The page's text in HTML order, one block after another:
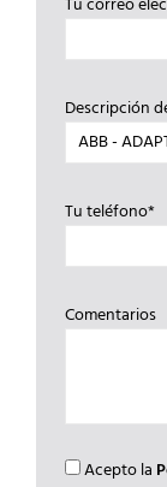
Descripción
Tu teléfono*
Comentarios
Acepto la